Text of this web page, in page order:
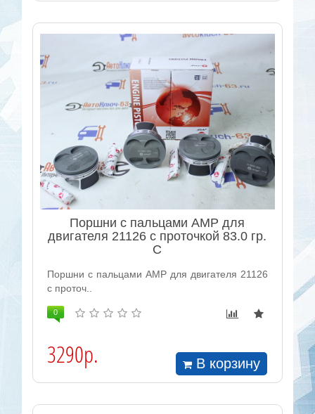
Поршни с пальцами AMP для
двигателя 21126 с проточкой 83.0 гр.
С
Поршни с пальцами AMP для двигателя 21126
с проточ..
0
3290р. В корзину